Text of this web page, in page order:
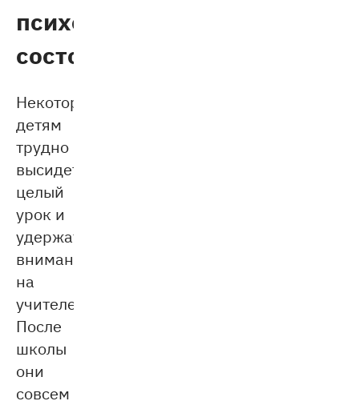
психологическое
состояние
Некоторым
детям
трудно
высидеть
целый
урок и
удержать
внимание
на
учителе.
После
школы
они
совсем